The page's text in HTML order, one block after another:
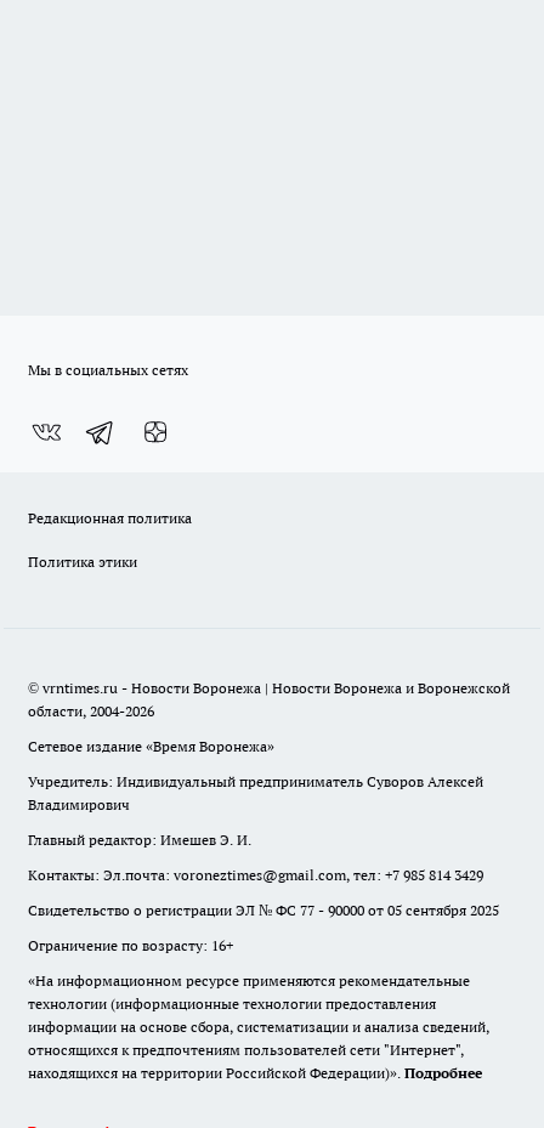
Мы в социальных сетях
Редакционная политика
Политика этики
© vrntimes.ru - Новости Воронежа | Новости Воронежа и Воронежской
области, 2004-2026
Сетевое издание «Время Воронежа»
Учредитель: Индивидуальный предприниматель Суворов Алексей
Владимирович
Главный редактор: Имешев Э. И.
Контакты: Эл.почта: voroneztimes@gmail.com, тел: +7 985 814 3429
Свидетельство о регистрации ЭЛ № ФС 77 - 90000 от 05 сентября 2025
Ограничение по возрасту: 16+
«На информационном ресурсе применяются рекомендательные
технологии (информационные технологии предоставления
информации на основе сбора, систематизации и анализа сведений,
относящихся к предпочтениям пользователей сети "Интернет",
находящихся на территории Российской Федерации)». Подробнее